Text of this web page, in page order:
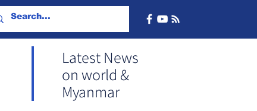
Latest News
on world &
Myanmar